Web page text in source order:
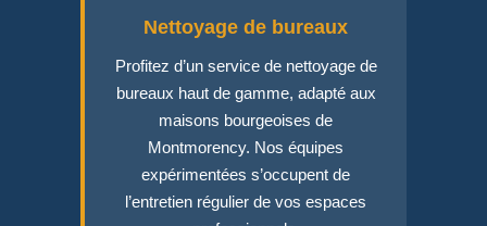
Nettoyage de bureaux
Profitez d’un service de nettoyage de
bureaux haut de gamme, adapté aux
maisons bourgeoises de
Montmorency. Nos équipes
expérimentées s’occupent de
l’entretien régulier de vos espaces